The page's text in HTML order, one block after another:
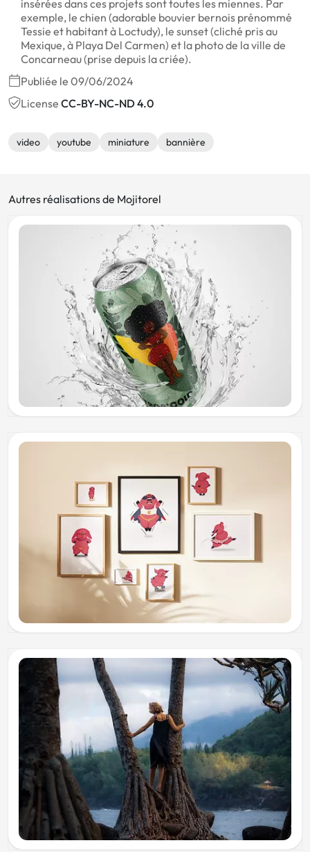
insérées dans ces projets sont toutes les miennes. Par
exemple, le chien (adorable bouvier bernois prénommé
Tessie et habitant à Loctudy), le sunset (cliché pris au
Mexique, à Playa Del Carmen) et la photo de la ville de
Concarneau (prise depuis la criée).
Publiée le 09/06/2024
License CC-BY-NC-ND 4.0
video youtube miniature bannière
Autres réalisations de Mojitorel